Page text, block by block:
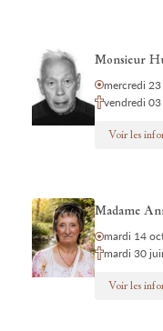
Monsieur
mercredi
vendredi
Voir les
Madame
mardi 14
mardi 30
Voir les